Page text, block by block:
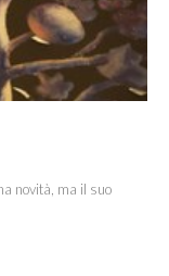
novità, ma il suo